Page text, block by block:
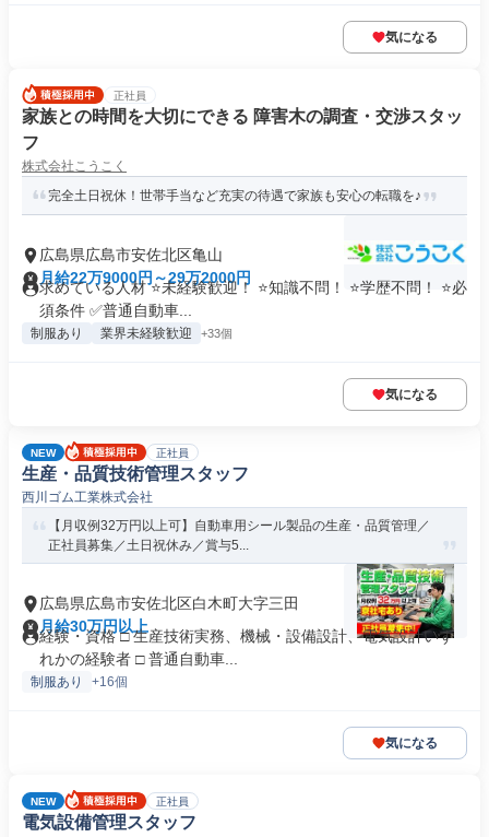
気になる
正社員
家族との時間を大切にできる 障害木の調査・交渉スタッ
フ
株式会社こうこく
完全土日祝休！世帯手当など充実の待遇で家族も安心の転職を♪
広島県広島市安佐北区亀山
月給22万9000円～29万2000円
求めている人材 ⭐未経験歓迎！ ⭐知識不問！ ⭐学歴不問！ ⭐必
須条件 ✅普通自動車...
制服あり 業界未経験歓迎 +33個
気になる
NEW 正社員
生産・品質技術管理スタッフ
西川ゴム工業株式会社
【月収例32万円以上可】自動車用シール製品の生産・品質管理／
正社員募集／土日祝休み／賞与5...
広島県広島市安佐北区白木町大字三田
月給30万円以上
経験・資格 □ 生産技術実務、機械・設備設計、電気設計いず
れかの経験者 □ 普通自動車...
制服あり +16個
気になる
NEW 正社員
電気設備管理スタッフ